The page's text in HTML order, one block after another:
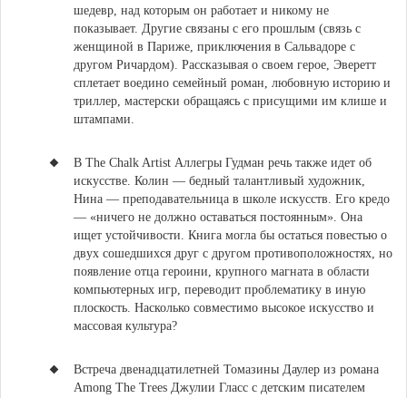
шедевр, над которым он работает и никому не
показывает. Другие связаны с его прошлым (связь с
женщиной в Париже, приключения в Сальвадоре с
другом Ричардом). Рассказывая о своем герое, Эверетт
сплетает воедино семейный роман, любовную историю и
триллер, мастерски обращаясь с присущими им клише и
штампами.
В The Chalk Artist Аллегры Гудман речь также идет об
искусстве. Колин — бедный талантливый художник,
Нина — преподавательница в школе искусств. Его кредо
— «ничего не должно оставаться постоянным». Она
ищет устойчивости. Книга могла бы остаться повестью о
двух сошедшихся друг с другом противоположностях, но
появление отца героини, крупного магната в области
компьютерных игр, переводит проблематику в иную
плоскость. Насколько совместимо высокое искусство и
массовая культура?
Встреча двенадцатилетней Томазины Даулер из романа
Among The Trees Джулии Гласс с детским писателем